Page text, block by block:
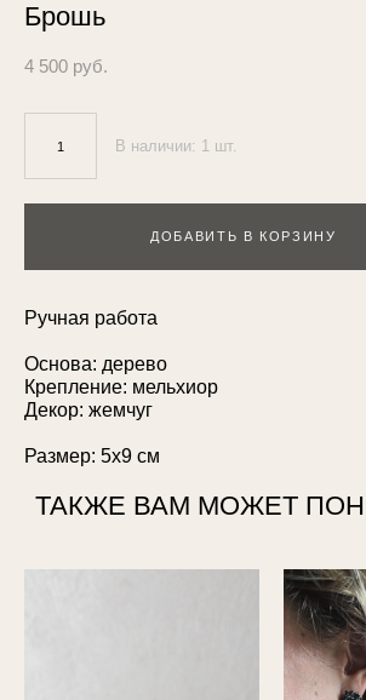
Брошь
4 500 pуб.
В наличии: 1 шт.
ДОБАВИТЬ В КОРЗИНУ
Ручная работа
Основа: дерево
Крепление: мельхиор
Декор: жемчуг
Размер: 5х9 см
ТАКЖЕ ВАМ МОЖЕТ